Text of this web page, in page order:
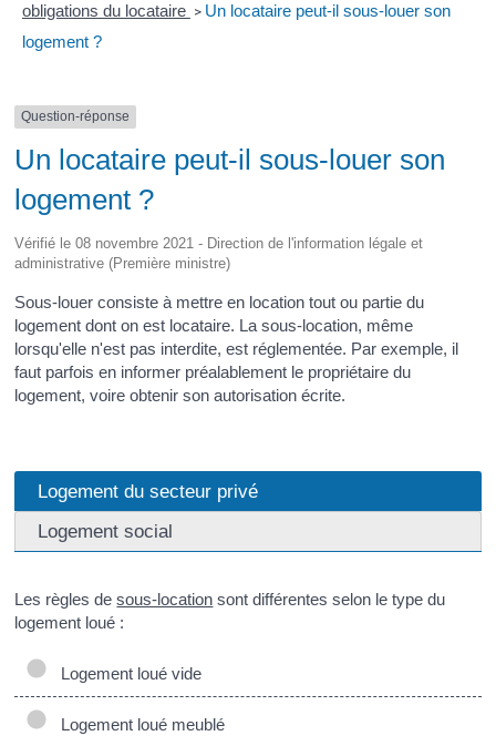
obligations du locataire > Un locataire peut-il sous-louer son
logement ?
Question-réponse
Un locataire peut-il sous-louer son
logement ?
Vérifié le 08 novembre 2021 - Direction de l'information légale et
administrative (Première ministre)
Sous-louer consiste à mettre en location tout ou partie du
logement dont on est locataire. La sous-location, même
lorsqu'elle n'est pas interdite, est réglementée. Par exemple, il
faut parfois en informer préalablement le propriétaire du
logement, voire obtenir son autorisation écrite.
Logement du secteur privé
Logement social
Les règles desous-location sont différentes selon le type du
logement loué :
Logement loué vide
Logement loué meublé